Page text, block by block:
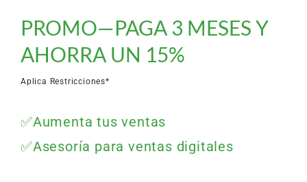
PROMO—PAGA 3 MESES Y
AHORRA UN 15%
Aplica Restricciones*
✅Aumenta tus ventas
✅Asesoría para ventas digitales